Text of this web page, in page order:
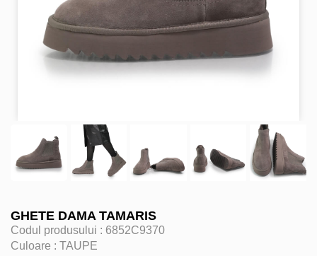
GHETE DAMA TAMARIS
Codul produsului : 6852C9370
Culoare : TAUPE